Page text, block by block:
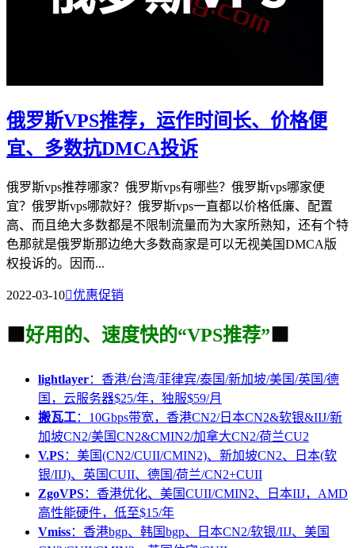
俄罗斯VPS推荐，运作时间长、价格便
宜、多数抗DMCA投诉
俄罗斯vps推荐哪家？俄罗斯vps有哪些？俄罗斯vps哪家便
宜？俄罗斯vps哪款好？俄罗斯vps一直都以价格低廉、配置
高、而且绝大多数都是不限制流量而为大家所熟知，还有个特
色那就是俄罗斯那边绝大多数商家是可以无视美国DMCA版
权投诉的。因而...
2022-03-10优惠促销
🟩 好用的、速度快的“VPS推荐” 🟩
lightlayer：香港/台湾/菲律宾/泰国/新加坡/美国/英国/德
国，云服务器$25/年，独服$59/月
搬瓦工：10Gbps带宽，香港CN2/日本CN2&软银&IIJ/新
加坡CN2/美国CN2&CMIN2/加拿大CN2/荷兰CU2
V.PS：美国(CN2/CUII/CMIN2)、新加坡CN2、日本(软
银/IIJ)、英国CUII、德国/荷兰/CN2+CUII
ZgoVPS：香港优化、美国CUII/CMIN2、日本IIJ，AMD
高性能硬件，低至$15/年
Vmiss：香港bgp、韩国bgp、日本CN2/软银/IIJ、美国